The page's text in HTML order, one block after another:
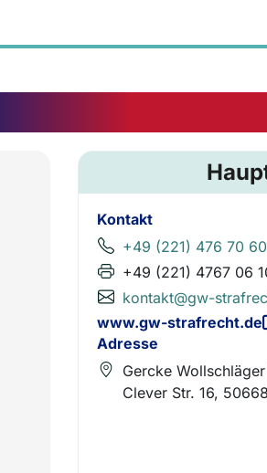
Kontakt
+49 (221) 476 70 60
+49 (221) 4767 06
kontakt@gw-
www.gw-strafrecht.de
Adresse
Gercke
Clever Str. 16,